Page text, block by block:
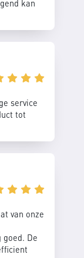
kan
service
tot
van onze
De